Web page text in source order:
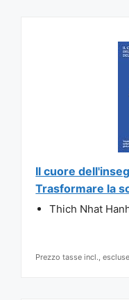
Il cuore
Trasformare la
Thich Nhat
Prezzo tasse incl.,